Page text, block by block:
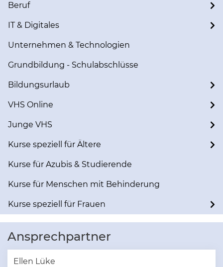
Beruf
IT & Digitales
Unternehmen & Technologien
Grundbildung - Schulabschlüsse
Bildungsurlaub
VHS Online
Junge VHS
Kurse speziell für Ältere
Kurse für Azubis & Studierende
Kurse für Menschen mit Behinderung
Kurse speziell für Frauen
Ansprechpartner
Ellen Lüke